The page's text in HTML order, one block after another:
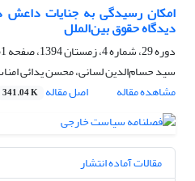
امکان رسیدگی به جنایات داعش
دیدگاه حقوق بین‌الملل
دوره 29، شماره 4، زمستان 1394، صفحه
سید حسام‌الدین لسانی، محسن یدائی
مشاهده مقاله
اصل مقاله 341.04 K
مقالات آماده انتشار